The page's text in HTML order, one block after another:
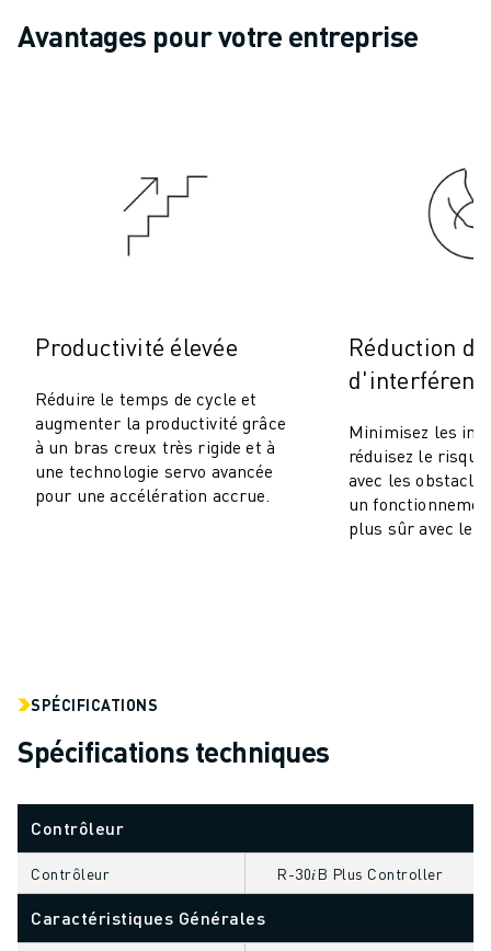
COÛT TOTAL D'UNE ROBOSHOT
MACHINES D'ÉLECTROÉROSION PAR FIL
ROBOCUT MAINTENANCE PRÉVENTIVE
DURABILITÉ DU ROBOCUT
SOLUTIONS POUR L'USINE INTELLIGENTE
TÉMOIGNAGES
INDUSTRIES
TOUTES LES INDUSTRIES
AÉROSPATIALE
AUTOMOBILE
VÉHICULES ÉLECTRIQUES
TOUTES LES APPLICATIONS
USINAGE 5 AXES
SOUDAGE À L'ARC
RECTIFICATION CNC
FRAISAGE CNC
TOURNAGE CNC
PERÇAGE ET TARAUDAGE À GRANDE VITESSE
MOULAGE PAR INJECTION
Avantages pour votre entreprise
Productivité élevée
Réduire le temps de cycle et
augmenter la productivité grâce
à un bras creux très rigide et à
une technologie servo avancée
pour une accélération accrue.
Réduction
Minimisez les
réduisez le
avec les
un
plus sûr avec le
SPÉCIFICATIONS
Spécifications techniques
Contrôleur
Contrôleur R-30𝑖B Plus Controller
Caractéristiques Générales